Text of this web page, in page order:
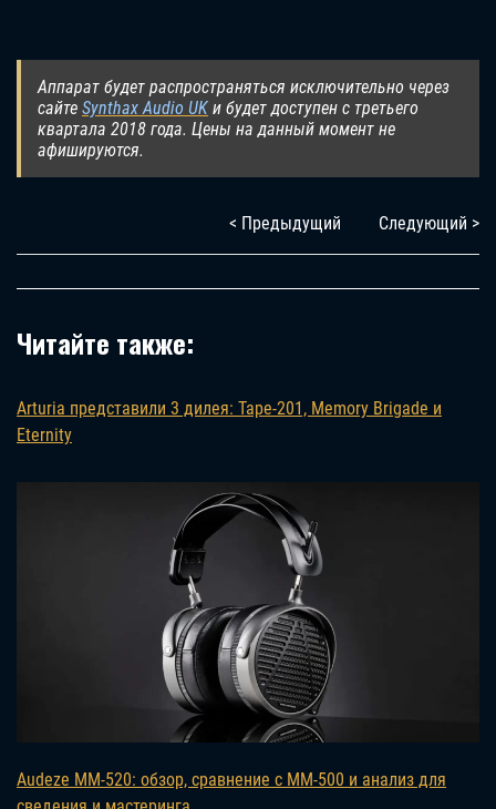
Аппарат будет распространяться исключительно через
сайте Synthax Audio UK и будет доступен с третьего
квартала 2018 года. Цены на данный момент не
афишируются.
< Предыдущий Следующий >
Читайте также:
Arturia представили 3 дилея: Tape-201, Memory Brigade и
Eternity
Audeze MM-520: обзор, сравнение с MM-500 и анализ для